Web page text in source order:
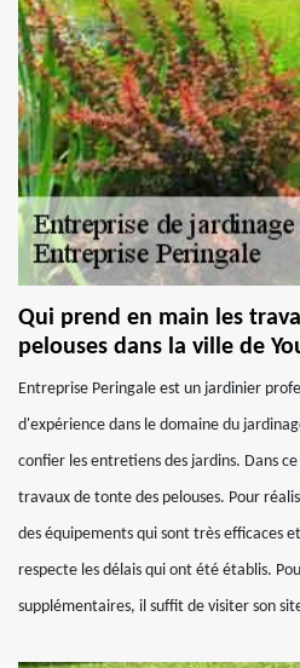
Qui prend en main les
pelouses dans la ville de
Entreprise Peringale est un jardinier
d'expérience dans le domaine du
confier les entretiens des jardins. Dans
travaux de tonte des pelouses. Pour
des équipements qui sont très efficaces
respecte les délais qui ont été établis.
supplémentaires, il suffit de visiter son